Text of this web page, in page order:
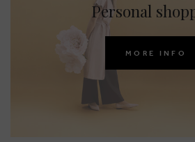
Personal
MORE INFO